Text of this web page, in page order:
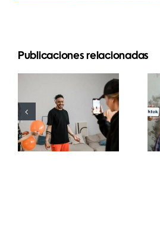
Publicaciones relacionadas
preguntas
más
buscadas
sobre las
redes